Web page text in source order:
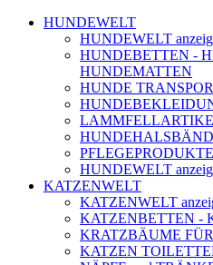
HUNDEWELT
HUNDEWELT
HUNDEBETTEN -
HUNDEMATTEN
HUNDE
HUNDEWELT
KATZENWELT
KATZENWELT
KATZENBETTEN -
KRATZBÄUME
KATZEN